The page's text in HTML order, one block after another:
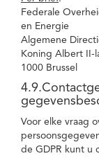
Federale
en Energie
Algemene
Koning Albert II-
1000 Brussel
Voor elke vraag
de GDPR kunt u